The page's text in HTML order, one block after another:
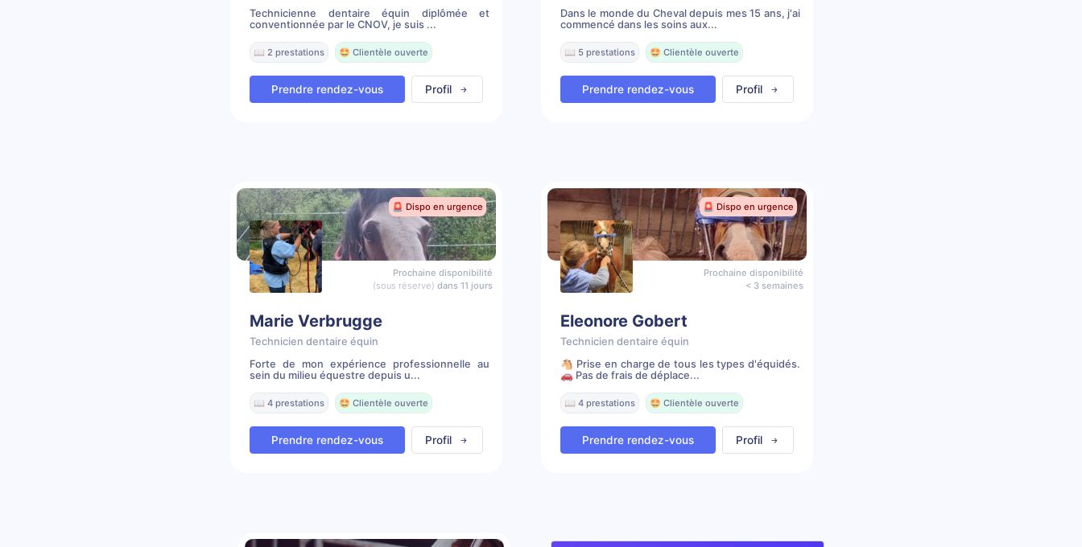
Technicienne dentaire équin diplômée et
conventionnée par le CNOV, je suis ...
📖 2 prestations 🤩 Clientèle ouverte
Prendre rendez-vous Profil
Dans le monde du Cheval depuis mes 15 ans, j'ai
commencé dans les soins aux...
📖 5 prestations 🤩 Clientèle ouverte
Prendre rendez-vous Profil
🚨 Dispo en urgence
Prochaine disponibilité
(sous réserve) dans 11 jours
Marie Verbrugge
Technicien dentaire équin
Forte de mon expérience professionnelle au
sein du milieu équestre depuis u...
📖 4 prestations 🤩 Clientèle ouverte
Prendre rendez-vous Profil
🚨 Dispo en urgence
Prochaine disponibilité
< 3 semaines
Eleonore Gobert
Technicien dentaire équin
🐴 Prise en charge de tous les types d'équidés.
🚗 Pas de frais de déplace...
📖 4 prestations 🤩 Clientèle ouverte
Prendre rendez-vous Profil